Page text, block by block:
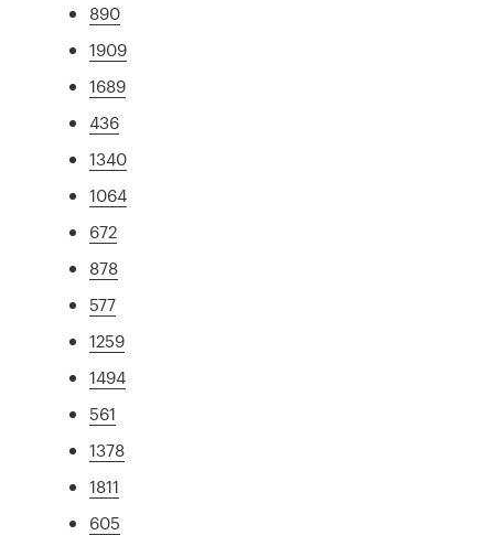
890
1909
1689
436
1340
1064
672
878
577
1259
1494
561
1378
1811
605